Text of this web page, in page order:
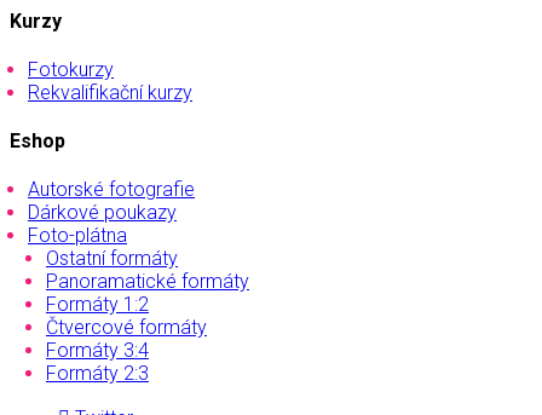
Kurzy
Fotokurzy
Rekvalifikační kurzy
Eshop
Autorské fotografie
Dárkové poukazy
Foto-plátna
Ostatní formáty
Panoramatické formáty
Formáty 1:2
Čtvercové formáty
Formáty 3:4
Formáty 2:3